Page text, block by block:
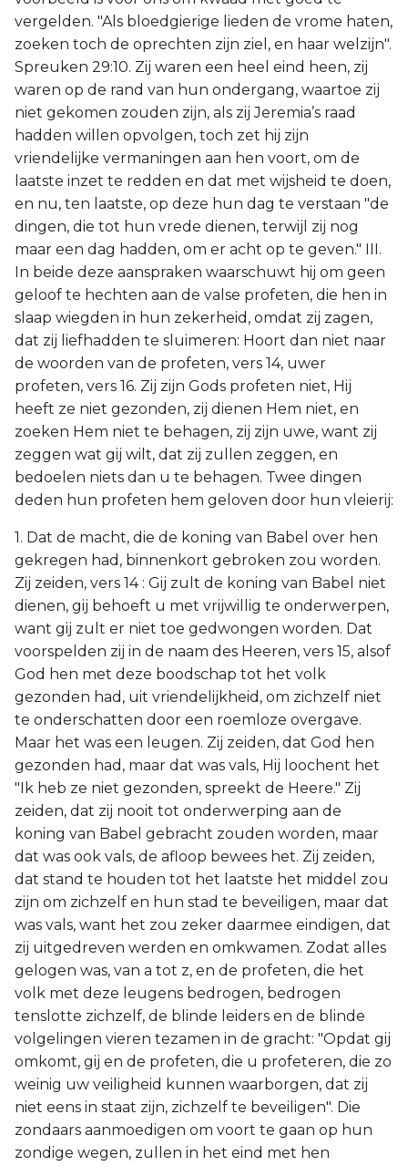
vergelden. "Als bloedgierige lieden de vrome haten,
zoeken toch de oprechten zijn ziel, en haar welzijn".
Spreuken 29:10. Zij waren een heel eind heen, zij
waren op de rand van hun ondergang, waartoe zij
niet gekomen zouden zijn, als zij Jeremia’s raad
hadden willen opvolgen, toch zet hij zijn
vriendelijke vermaningen aan hen voort, om de
laatste inzet te redden en dat met wijsheid te doen,
en nu, ten laatste, op deze hun dag te verstaan "de
dingen, die tot hun vrede dienen, terwijl zij nog
maar een dag hadden, om er acht op te geven." III.
In beide deze aanspraken waarschuwt hij om geen
geloof te hechten aan de valse profeten, die hen in
slaap wiegden in hun zekerheid, omdat zij zagen,
dat zij liefhadden te sluimeren: Hoort dan niet naar
de woorden van de profeten, vers 14, uwer
profeten, vers 16. Zij zijn Gods profeten niet, Hij
heeft ze niet gezonden, zij dienen Hem niet, en
zoeken Hem niet te behagen, zij zijn uwe, want zij
zeggen wat gij wilt, dat zij zullen zeggen, en
bedoelen niets dan u te behagen. Twee dingen
deden hun profeten hem geloven door hun vleierij:
1. Dat de macht, die de koning van Babel over hen
gekregen had, binnenkort gebroken zou worden.
Zij zeiden, vers 14 : Gij zult de koning van Babel niet
dienen, gij behoeft u met vrijwillig te onderwerpen,
want gij zult er niet toe gedwongen worden. Dat
voorspelden zij in de naam des Heeren, vers 15, alsof
God hen met deze boodschap tot het volk
gezonden had, uit vriendelijkheid, om zichzelf niet
te onderschatten door een roemloze overgave.
Maar het was een leugen. Zij zeiden, dat God hen
gezonden had, maar dat was vals, Hij loochent het
"Ik heb ze niet gezonden, spreekt de Heere." Zij
zeiden, dat zij nooit tot onderwerping aan de
koning van Babel gebracht zouden worden, maar
dat was ook vals, de afloop bewees het. Zij zeiden,
dat stand te houden tot het laatste het middel zou
zijn om zichzelf en hun stad te beveiligen, maar dat
was vals, want het zou zeker daarmee eindigen, dat
zij uitgedreven werden en omkwamen. Zodat alles
gelogen was, van a tot z, en de profeten, die het
volk met deze leugens bedrogen, bedrogen
tenslotte zichzelf, de blinde leiders en de blinde
volgelingen vieren tezamen in de gracht: "Opdat gij
omkomt, gij en de profeten, die u profeteren, die zo
weinig uw veiligheid kunnen waarborgen, dat zij
niet eens in staat zijn, zichzelf te beveiligen". Die
zondaars aanmoedigen om voort te gaan op hun
zondige wegen, zullen in het eind met hen